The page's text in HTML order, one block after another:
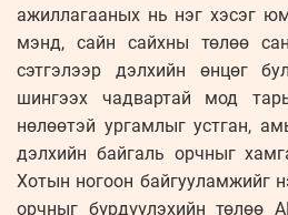
ажиллагааных нь нэг хэсэг
мэнд, сайн сайхны төлөө
сэтгэлээр дэлхийн өнцөг
шингээх чадвартай мод
нөлөөтэй ургамлыг устган,
дэлхийн байгаль орчныг
Хотын ногоон байгууламжийг
орчныг бүрдүүлэхийн төлөө